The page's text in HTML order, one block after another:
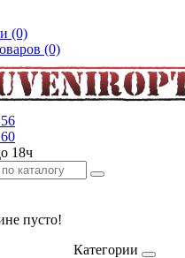
(0)
(0)
18ч
пусто!
Категории